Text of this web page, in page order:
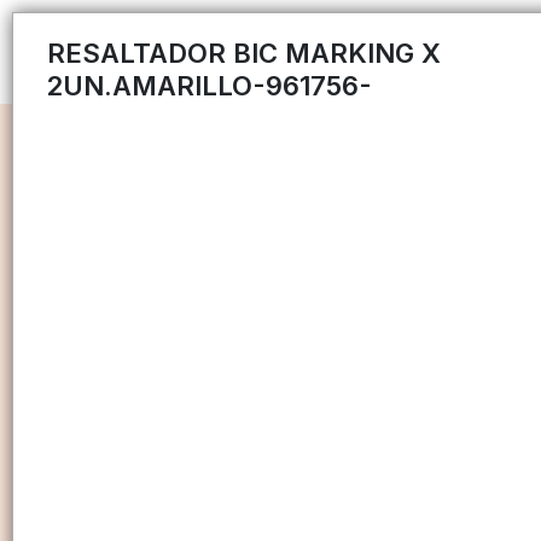
RESALTADOR BIC MARKING X
2UN.AMARILLO-961756-